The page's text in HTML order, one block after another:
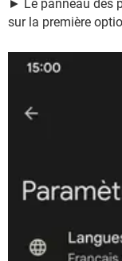
► Le panneau des
sur la première